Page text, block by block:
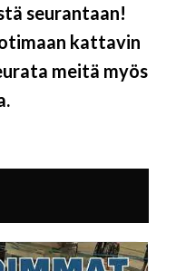
seurantaan!
kattavin
meitä myös